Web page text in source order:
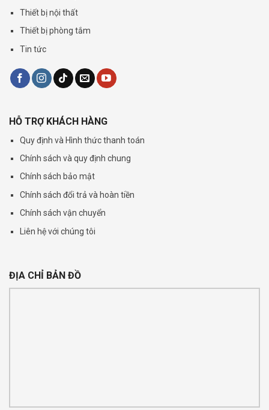
Thiết bị nội thất
Thiết bị phòng tắm
Tin tức
HỖ TRỢ KHÁCH HÀNG
Quy định và Hình thức thanh toán
Chính sách và quy định chung
Chính sách bảo mật
Chính sách đổi trả và hoàn tiền
Chính sách vận chuyển
Liên hệ với chúng tôi
ĐỊA CHỈ BẢN ĐỒ